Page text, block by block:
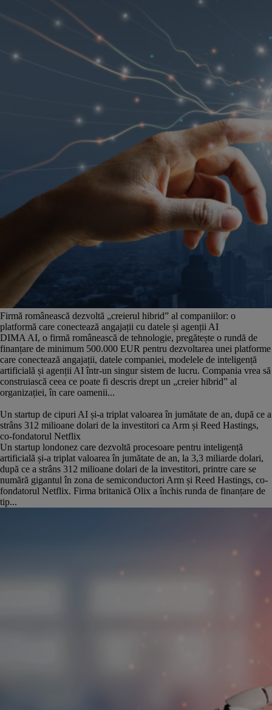
Firmă românească dezvoltă „creierul hibrid” al companiilor: o
platformă care conectează angajații cu datele și agenții AI
DIMA AI, o firmă românească de tehnologie, pregătește o rundă de
finanțare de minimum 500.000 EUR pentru dezvoltarea unei platforme
care conectează angajații, datele companiei, modelele de inteligență
artificială și agenții AI într-un singur sistem de lucru. Compania vrea să
construiască ceea ce poate fi descris drept un „creier hibrid” al
organizației, în care oamenii...
Un startup de cipuri AI și-a triplat valoarea în jumătate de an, după ce a
strâns 312 milioane dolari de la investitori ca Arm și Reed Hastings,
co-fondatorul Netflix
Un startup londonez care dezvoltă procesoare pentru inteligență
artificială și-a triplat valoarea în jumătate de an, la 3,3 miliarde dolari,
după ce a strâns 312 milioane dolari de la investitori, printre care se
numără gigantul în zona de semiconductori Arm și Reed Hastings, co-
fondatorul Netflix. Firma britanică Olix a închis runda de finanțare de
tip...